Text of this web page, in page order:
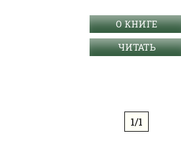
О КНИГЕ
ЧИТАТЬ
1/1